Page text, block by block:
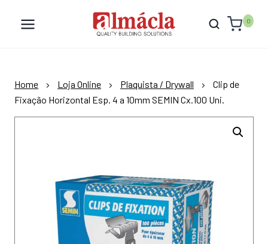
0
Home Loja Online Plaquista / Drywall
Clip de
Fixação Horizontal Esp. 4 a 10mm SEMIN Cx.100 Uni.